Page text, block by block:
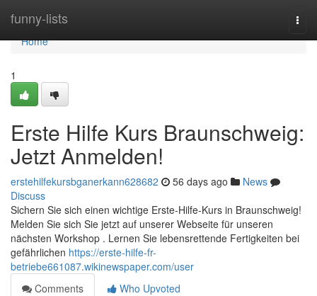
funny-lists
Home
Home
1
Erste Hilfe Kurs Braunschweig:
Jetzt Anmelden!
erstehilfekursbganerkann628682 56 days ago
News
Discuss
Sichern Sie sich einen wichtige Erste-Hilfe-Kurs in Braunschweig!
Melden Sie sich Sie jetzt auf unserer Webseite für unseren
nächsten Workshop . Lernen Sie lebensrettende Fertigkeiten bei
gefährlichen https://erste-hilfe-fr-
betriebe661087.wikinewspaper.com/user
Comments
Who Upvoted